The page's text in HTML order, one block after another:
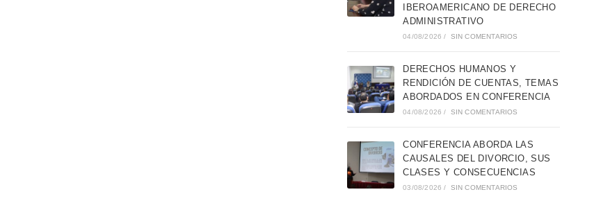
IBEROAMERICANO DE DERECHO
ADMINISTRATIVO
04/08/2026 / SIN COMENTARIOS
DERECHOS HUMANOS Y
RENDICIÓN DE CUENTAS, TEMAS
ABORDADOS EN CONFERENCIA
04/08/2026 / SIN COMENTARIOS
CONFERENCIA ABORDA LAS
CAUSALES DEL DIVORCIO, SUS
CLASES Y CONSECUENCIAS
03/08/2026 / SIN COMENTARIOS